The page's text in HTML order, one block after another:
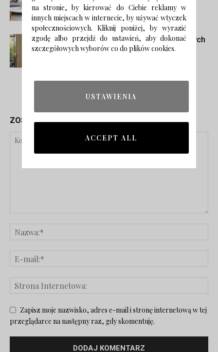
kawowy do małego mieszkania w
bloku
Trendy łazienkowe 2024 – 5 modnych
inspiracji
ZOSTAW ODPOWIEDŹ
Zapisz moje nazwisko, adres e-mail i stronę internetową w tej
przeglądarce na następny raz, gdy skomentuję.
na stronie, by kierować do Ciebie reklamy w
innych miejscach w internecie, by używać wtyczek
społecznościowych. Kliknij poniżej, by wyrazić
zgodę albo przejdź do ustawień, aby dokonać
szczegółowych wyborów co do plików cookies.
USTAWIENIA
ACCEPT ALL